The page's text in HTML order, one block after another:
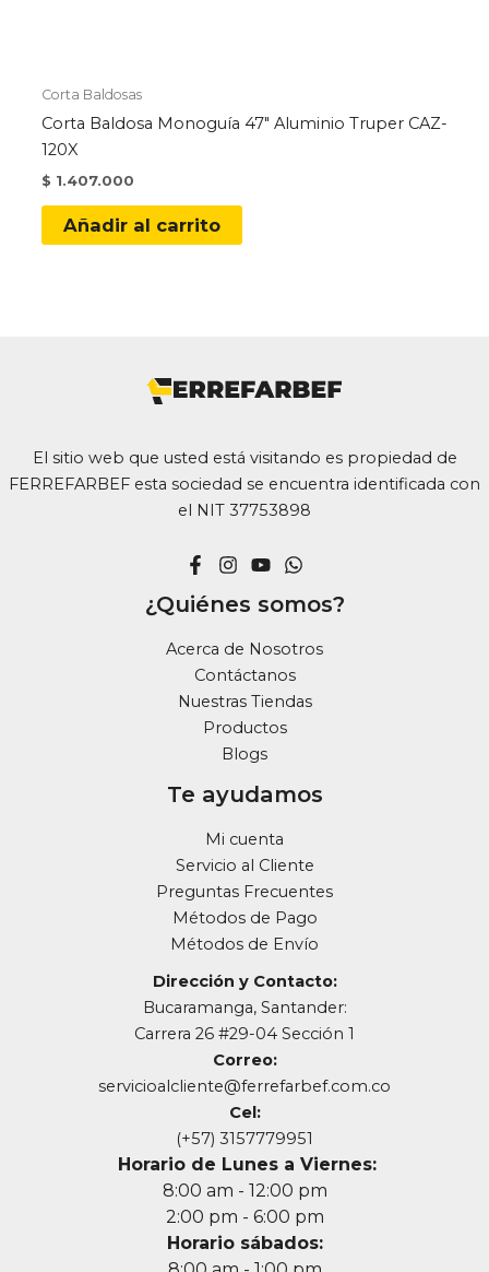
Corta Baldosas
Corta Baldosa Monoguía 47″ Aluminio Truper CAZ-
120X
$ 1.407.000
Añadir al carrito
El sitio web que usted está visitando es propiedad de
FERREFARBEF esta sociedad se encuentra identificada con
el NIT 37753898
¿Quiénes somos?
Acerca de Nosotros
Contáctanos
Nuestras Tiendas
Productos
Blogs
Te ayudamos
Mi cuenta
Servicio al Cliente
Preguntas Frecuentes
Métodos de Pago
Métodos de Envío
Dirección y Contacto:
Bucaramanga, Santander:
Carrera 26 #29-04 Sección 1
Correo:
servicioalcliente@ferrefarbef.com.co
Cel:
(+57) 3157779951
Horario de Lunes a Viernes:
8:00 am - 12:00 pm
2:00 pm - 6:00 pm
Horario sábados: